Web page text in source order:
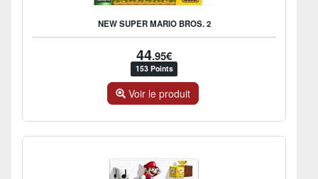
NEW SUPER MARIO BROS. 2
44.95€
153 Points
Voir le produit